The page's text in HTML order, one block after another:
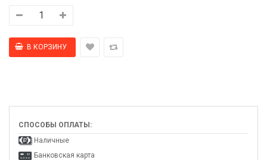
СПОСОБЫ ОПЛАТЫ:
Наличные
Банковская карта